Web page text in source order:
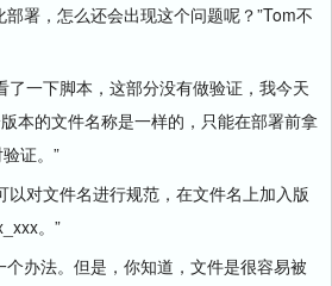
署，怎么还会出现这个问题呢？”Tom不
一下脚本，这部分没有做验证，我今天
本的文件名称是一样的，只能在部署前拿
证。”
对文件名进行规范，在文件名上加入版
。”
办法。但是，你知道，文件是很容易被